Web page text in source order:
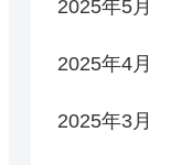
2025年5月
2025年4月
2025年3月